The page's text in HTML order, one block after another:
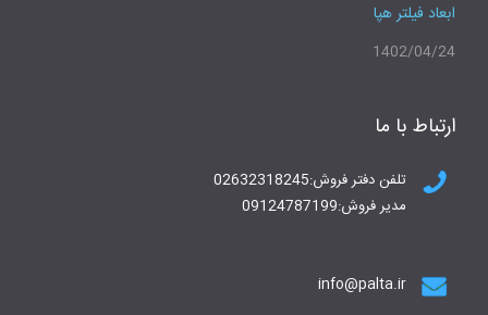
ابعاد فیلتر هپا
1402/04/24
ارتباط با ما
تلفن دفتر فروش:02632318245
مدیر فروش:09124787199
info@palta.ir